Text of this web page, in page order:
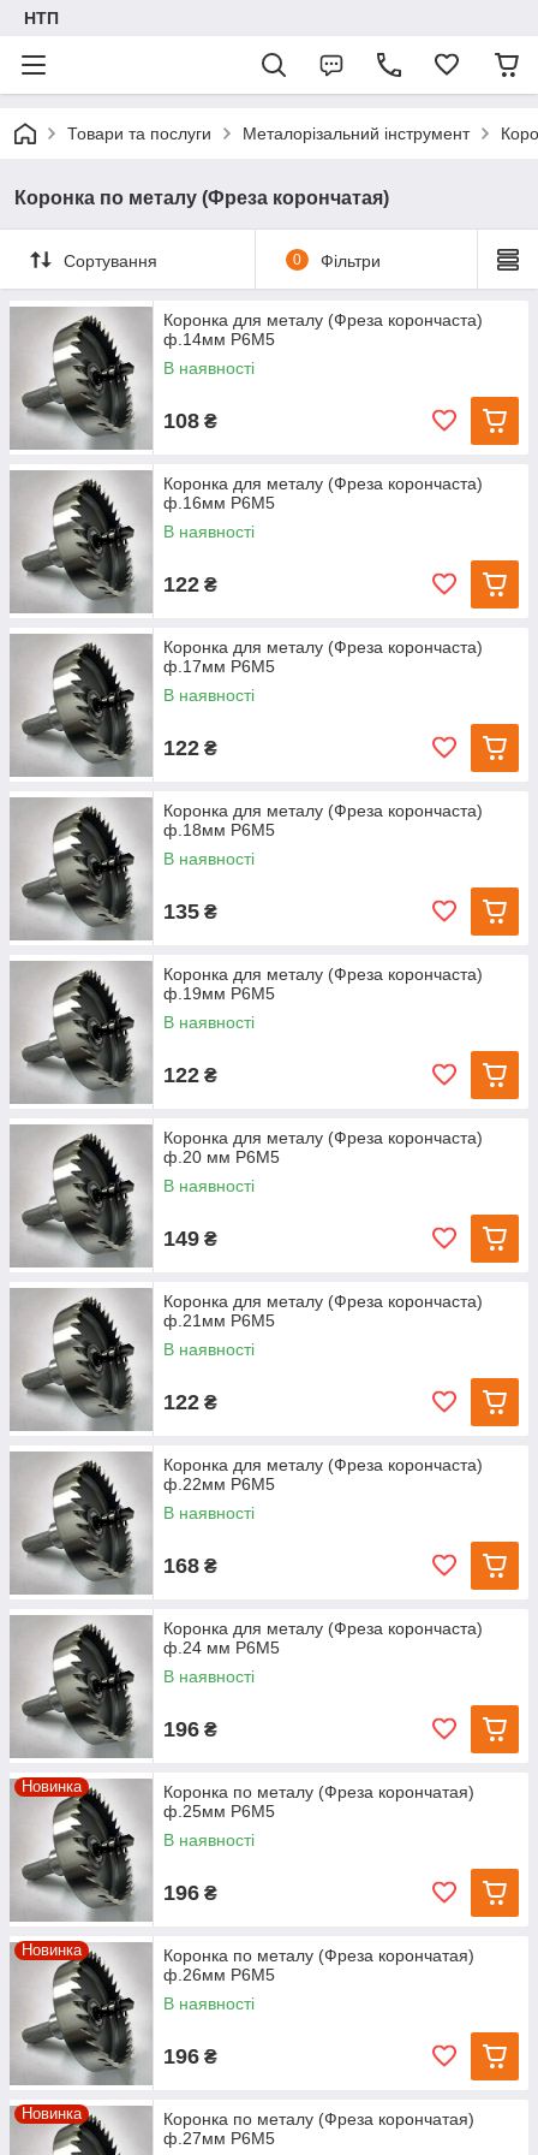
НТП
Товари та послуги Металорізальний інструмент
Коронка по металу (Фреза корончатая)
Сортування 0 Фільтри
Коронка для металу (Фреза корончаста)
ф.14мм Р6М5
В наявності
108 ₴
Коронка для металу (Фреза корончаста)
ф.16мм Р6М5
В наявності
122 ₴
Коронка для металу (Фреза корончаста)
ф.17мм Р6М5
В наявності
122 ₴
Коронка для металу (Фреза корончаста)
ф.18мм Р6М5
В наявності
135 ₴
Коронка для металу (Фреза корончаста)
ф.19мм Р6М5
В наявності
122 ₴
Коронка для металу (Фреза корончаста)
ф.20 мм Р6М5
В наявності
149 ₴
Коронка для металу (Фреза корончаста)
ф.21мм Р6М5
В наявності
122 ₴
Коронка для металу (Фреза корончаста)
ф.22мм Р6М5
В наявності
168 ₴
Коронка для металу (Фреза корончаста)
ф.24 мм Р6М5
В наявності
196 ₴
Новинка
Коронка по металу (Фреза корончатая)
ф.25мм Р6М5
В наявності
196 ₴
Новинка
Коронка по металу (Фреза корончатая)
ф.26мм Р6М5
В наявності
196 ₴
Новинка
Коронка по металу (Фреза корончатая)
ф.27мм Р6М5